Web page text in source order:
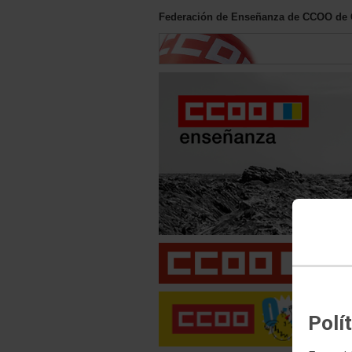
Federación de Enseñanza de CCOO de